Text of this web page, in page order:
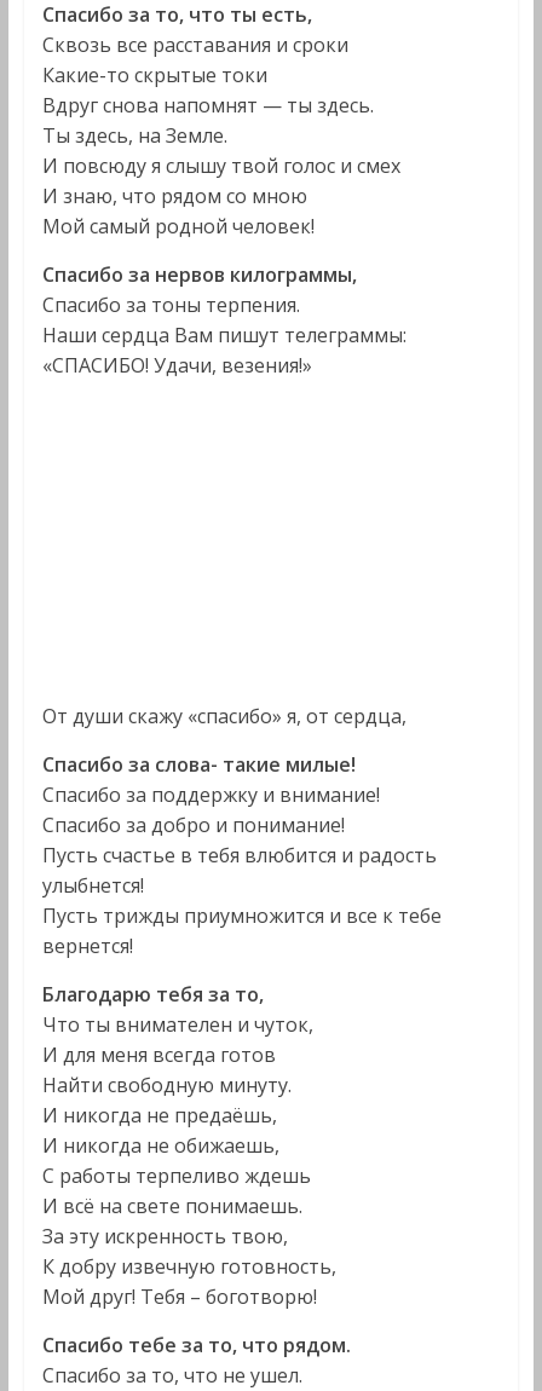
Спасибо за то, что ты есть,
Сквозь все расставания и сроки
Какие-то скрытые токи
Вдруг снова напомнят — ты здесь.
Ты здесь, на Земле.
И повсюду я слышу твой голос и смех
И знаю, что рядом со мною
Мой самый родной человек!
Спасибо за нервов килограммы,
Спасибо за тоны терпения.
Наши сердца Вам пишут телеграммы:
«СПАСИБО! Удачи, везения!»
От души скажу «спасибо» я, от сердца,
Спасибо за слова- такие милые!
Спасибо за поддержку и внимание!
Спасибо за добро и понимание!
Пусть счастье в тебя влюбится и радость
улыбнется!
Пусть трижды приумножится и все к тебе
вернется!
Благодарю тебя за то,
Что ты внимателен и чуток,
И для меня всегда готов
Найти свободную минуту.
И никогда не предаёшь,
И никогда не обижаешь,
С работы терпеливо ждешь
И всё на свете понимаешь.
За эту искренность твою,
К добру извечную готовность,
Мой друг! Тебя – боготворю!
Спасибо тебе за то, что рядом.
Спасибо за то, что не ушел.